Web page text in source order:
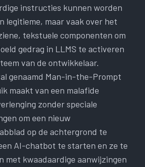
instructies kunnen worden
legitieme, maar vaak over het
tekstuele componenten om
gedrag in LLMS te activeren
van de ontwikkelaar.
genaamd Man-in-the-Prompt
maakt van een malafide
zonder speciale
om een nieuw
op de achtergrond te
AI-chatbot te starten en ze te
met kwaadaardige aanwijzingen